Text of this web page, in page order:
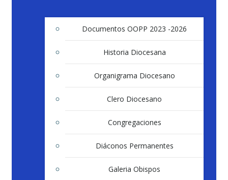
Documentos OOPP 2023 -2026
Historia Diocesana
Organigrama Diocesano
Clero Diocesano
Congregaciones
Diáconos Permanentes
Galeria Obispos